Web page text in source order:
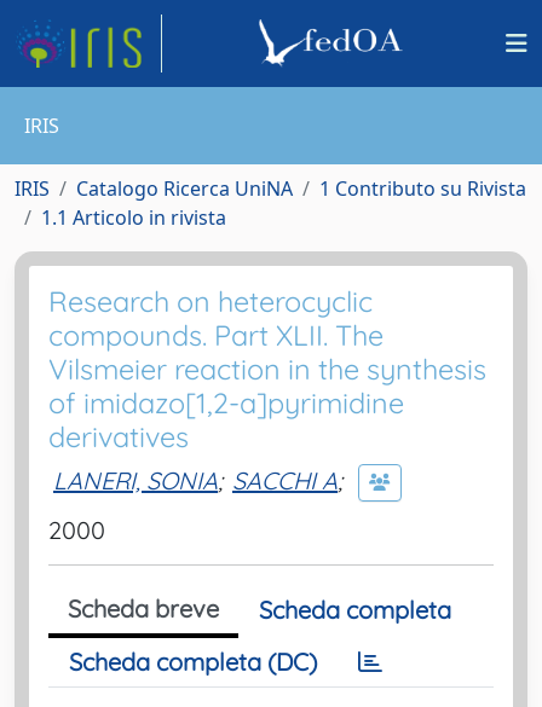
IRIS
IRIS Catalogo Ricerca UniNA
1 Contributo su Rivista
1.1 Articolo in rivista
Research on heterocyclic
compounds. Part XLII. The
Vilsmeier reaction in the synthesis
of imidazo[1,2-a]pyrimidine
derivatives
LANERI, SONIA; SACCHI A;
2000
Scheda breve
Scheda completa
Scheda completa (DC)